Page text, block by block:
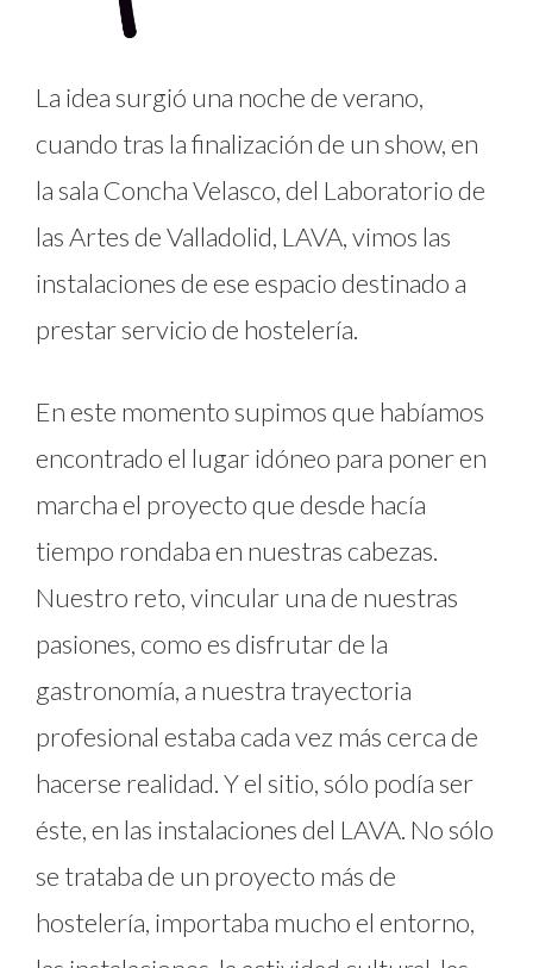
La idea surgió una noche de verano,
cuando tras la finalización de un show, en
la sala Concha Velasco, del Laboratorio de
las Artes de Valladolid, LAVA, vimos las
instalaciones de ese espacio destinado a
prestar servicio de hostelería.
En este momento supimos que habíamos
encontrado el lugar idóneo para poner en
marcha el proyecto que desde hacía
tiempo rondaba en nuestras cabezas.
Nuestro reto, vincular una de nuestras
pasiones, como es disfrutar de la
gastronomía, a nuestra trayectoria
profesional estaba cada vez más cerca de
hacerse realidad. Y el sitio, sólo podía ser
éste, en las instalaciones del LAVA. No sólo
se trataba de un proyecto más de
hostelería, importaba mucho el entorno,